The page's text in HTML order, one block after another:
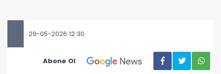
29-05-2026 12:30
Abone Ol